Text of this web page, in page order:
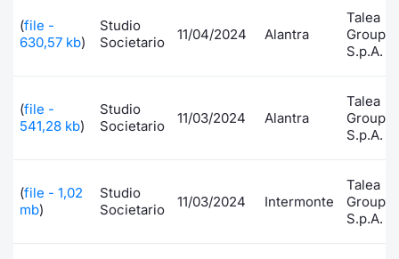
(file -
630,57 kb)
Studio
Societario
11/04/2024 Alantra
Talea
Group
S.p.A.
(file -
541,28 kb)
Studio
Societario
11/03/2024 Alantra
Talea
Group
S.p.A.
(file - 1,02
mb)
Studio
Societario
11/03/2024 Intermonte
Talea
Group
S.p.A.